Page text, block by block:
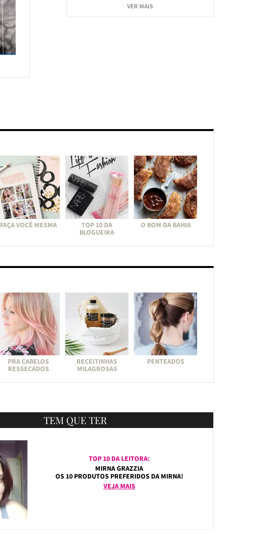
VER MAIS
FAÇA VOCÊ MESMA
TOP 10 DA
BLOGUEIRA
O BOM DA BAHIA
PRA CABELOS
RESSECADOS
RECEITINHAS
MILAGROSAS
PENTEADOS
TEM QUE TER
TOP 10 DA LEITORA:
MIRNA GRAZZIA
OS 10 PRODUTOS PREFERIDOS DA MIRNA!
VEJA MAIS